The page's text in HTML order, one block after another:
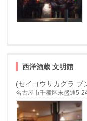
西洋酒蔵 文明館
(セイヨウサカグラ ブ
名古屋市千種区末盛通5-